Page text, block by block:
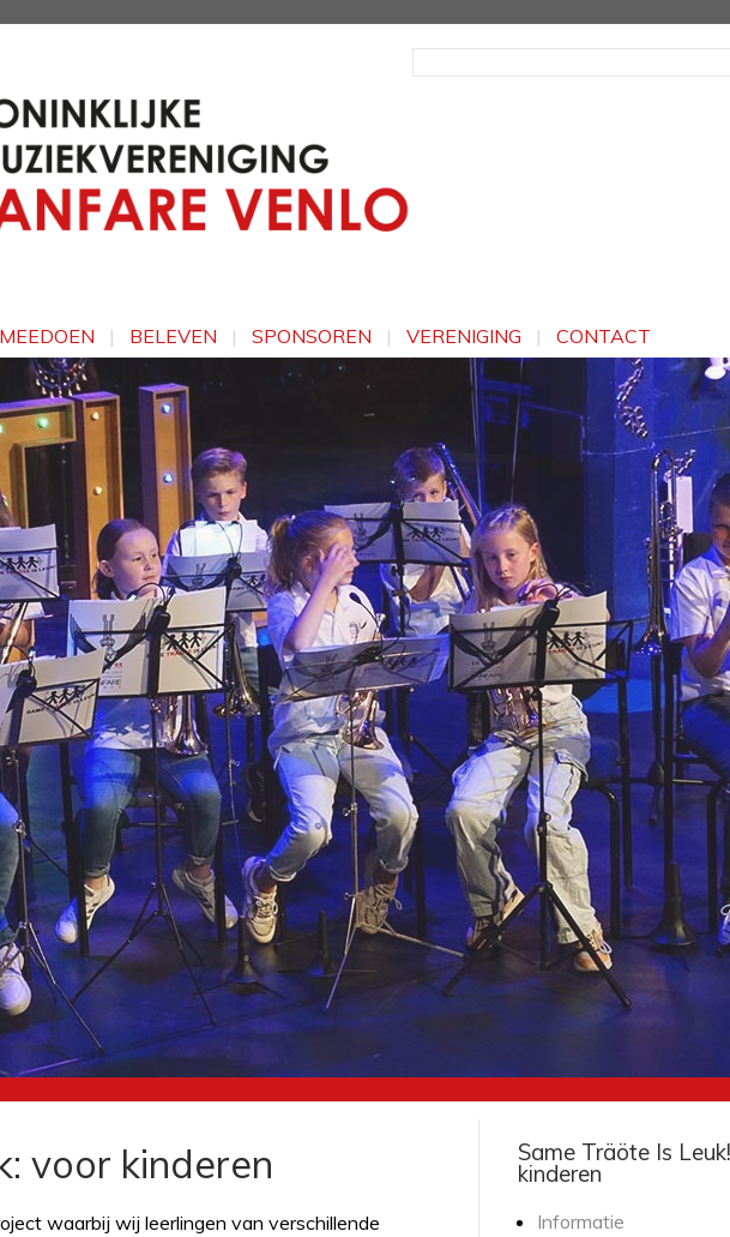
MEEDOEN | BELEVEN | SPONSOREN | VERENIGING | CONTACT
voor kinderen
waarbij wij leerlingen van verschillende
Same Träöte Is
kinderen
Informatie